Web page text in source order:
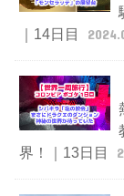
｜14日目
界！｜13日目